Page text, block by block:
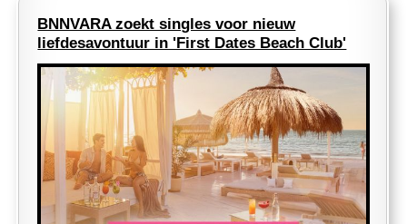
BNNVARA zoekt singles voor nieuw
liefdesavontuur in 'First Dates Beach Club'